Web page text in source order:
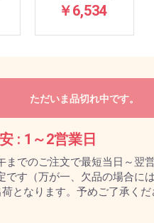
￥6,534
ただいま品切れ中です。
: 1～2営業日
までのご注文で最短当日～翌
です（万が一、欠品の場合に
となります。予めご了承くだ